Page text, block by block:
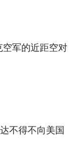
军的近距空对
不得不向美国